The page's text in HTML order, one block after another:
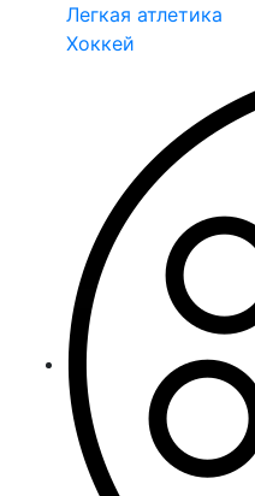
Легкая атлетика
Хоккей